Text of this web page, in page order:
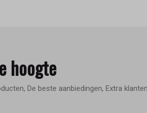
hoogte
De beste aanbiedingen, Extra